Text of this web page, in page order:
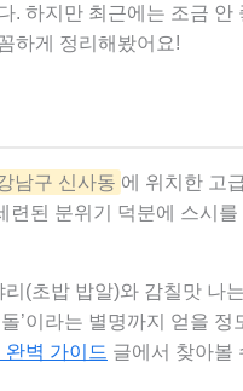
. 하지만 최근에는 조금
하게 정리해봤어요!
남구 신사동 에 위치한 고
련된 분위기 덕분에 스시
리(초밥 밥알)와 감칠맛 나
’이라는 별명까지 얻을 정
벽 가이드 글에서 찾아볼